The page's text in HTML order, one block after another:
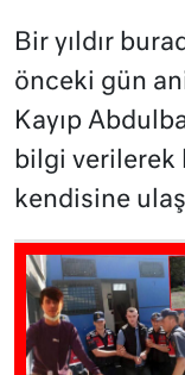
Bir yıldır
önceki gün
Kayıp
bilgi verilerek
kendisine